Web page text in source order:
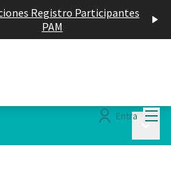
Registro Participantes
PAM
Entra